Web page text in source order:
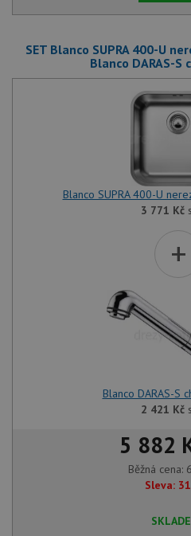
SET Blanco SUPRA 400-U
Blanco DARAS-S
Blanco SUPRA 400-U
3 771 Kč
+
Blanco DARAS-S
2 421 Kč
5 882
Běžná cena:
Sleva: